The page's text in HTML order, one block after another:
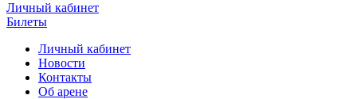
Личный кабинет
Билеты
Личный кабинет
Новости
Контакты
Об арене